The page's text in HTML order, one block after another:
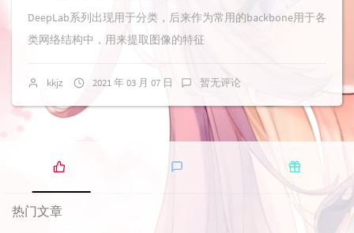
DeepLab系列出现用于分类，后来作为常用的backbone用于各
类网络结构中，用来提取图像的特征
kkjz 2021 年 03 月 07 日 暂无评论
热
门
文
随
热门文章